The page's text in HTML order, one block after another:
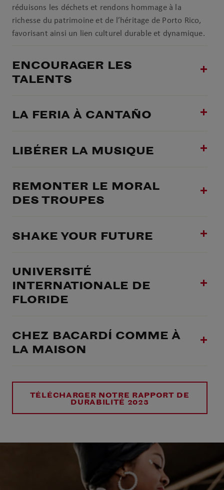
réduisons les déchets et rendons hommage à la
richesse du patrimoine et de l’héritage de Porto Rico,
favorisant ainsi un lien culturel durable et dynamique.
ENCOURAGER LES
TALENTS
LA FERIA À CANTAÑO
LIBÉRER LA MUSIQUE
REMONTER LE MORAL
DES TROUPES
SHAKE YOUR FUTURE
UNIVERSITÉ
INTERNATIONALE DE
FLORIDE
CHEZ BACARDÍ COMME À
LA MAISON
TÉLÉCHARGER NOTRE RAPPORT DE
DURABILITÉ 2023